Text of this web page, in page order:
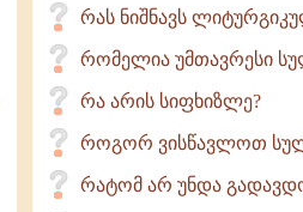
რას ნიშნავს
რომელია უმთავრესი
რა არის სიფხიზლე?
როგორ ვისწავლოთ
რატომ არ უნდა